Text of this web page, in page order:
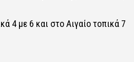
4 με 6 και στο Αιγαίο τοπικά 7